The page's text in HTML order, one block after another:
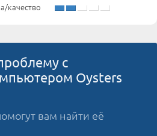
качество
с
Oysters
вам найти её